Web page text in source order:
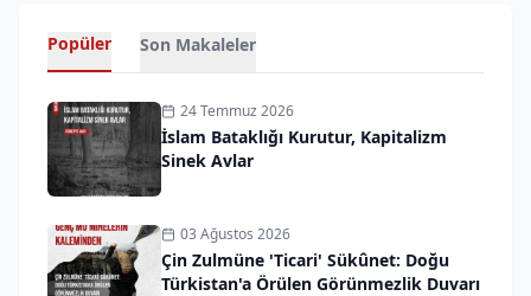
Popüler Son Makaleler
24 Temmuz 2026
İslam Bataklığı Kurutur, Kapitalizm
Sinek Avlar
03 Ağustos 2026
Çin Zulmüne 'Ticari' Sükûnet: Doğu
Türkistan'a Örülen Görünmezlik Duvarı